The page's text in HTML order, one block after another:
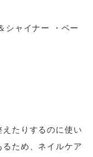
シャイナー ・ベー
えたりするのに使い
ため、ネイルケア